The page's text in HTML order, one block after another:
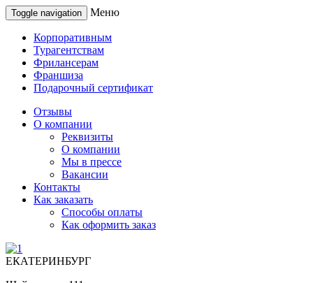
Toggle navigation Меню
Корпоративным
Турагентствам
Фрилансерам
Франшиза
Подарочный сертификат
Отзывы
О компании
Реквизиты
О компании
Мы в прессе
Вакансии
Контакты
Как заказать
Способы оплаты
Как оформить заказ
ЕКАТЕРИНБУРГ